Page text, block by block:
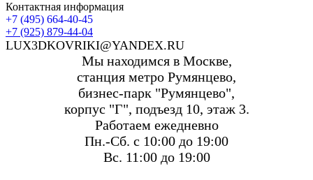
Контактная информация
+7 (495) 664-40-45
+7 (925) 879-44-04
LUX3DKOVRIKI@YANDEX.RU
Мы находимся в Москве,
станция метро Румянцево,
бизнес-парк "Румянцево",
корпус "Г", подъезд 10, этаж 3.
Работаем ежедневно
Пн.-Сб. с 10:00 до 19:00
Вс. 11:00 до 19:00